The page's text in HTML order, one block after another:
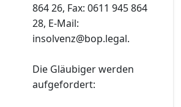
864 26, Fax: 0611 945 864
28, E-Mail:
insolvenz@bop.legal.
Die Gläubiger werden
aufgefordert: